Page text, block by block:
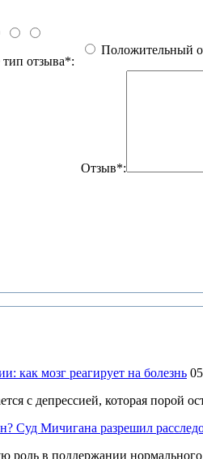
отзыва*:
Положительный
Отзыв*:
как мозг реагирует на болезнь
с депрессией, которая порой
Суд Мичигана разрешил
в поддержании нормального